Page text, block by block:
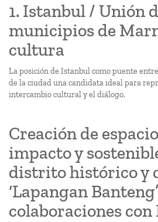
1. Istanbul / Unión
municipios de
cultura
La posición de Istanbul como puente
de la ciudad una candidata ideal para
intercambio cultural y el diálogo.
Creación de
impacto y
distrito histórico y
‘Lapangan
colaboraciones